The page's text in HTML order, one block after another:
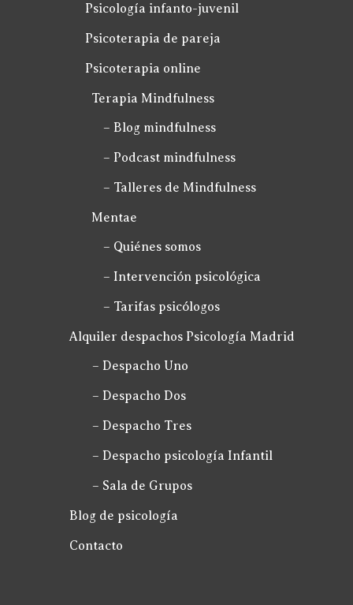
Psicología infanto-juvenil
Psicoterapia de pareja
Psicoterapia online
Terapia Mindfulness
– Blog mindfulness
– Podcast mindfulness
– Talleres de Mindfulness
Mentae
– Quiénes somos
– Intervención psicológica
– Tarifas psicólogos
Alquiler despachos Psicología Madrid
– Despacho Uno
– Despacho Dos
– Despacho Tres
– Despacho psicología Infantil
– Sala de Grupos
Blog de psicología
Contacto